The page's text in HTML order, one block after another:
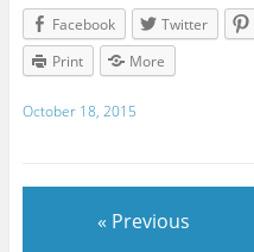
Facebook Twitter
Print
More
October 18, 2015
« Previous